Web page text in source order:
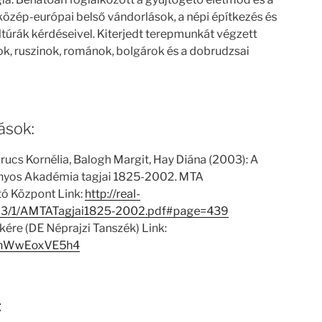
európai belső vándorlások, a népi építkezés és
kérdéseivel. Kiterjedt terepmunkát végzett
ruszinok, románok, bolgárok és a dobrudzsai
Kornélia, Balogh Margit, Hay Diána (2003): A
Akadémia tagjai 1825-2002. MTA
Központ Link: http://real-
1/AMTATagjai1825-2002.pdf#page=439
(DE Néprajzi Tanszék) Link: